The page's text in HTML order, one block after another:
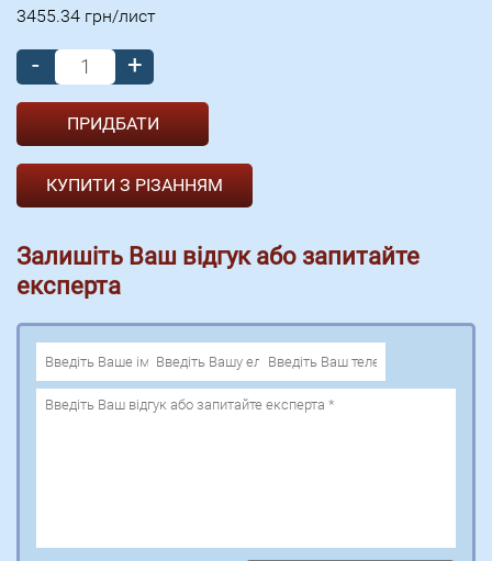
3455.34 грн/лист
- +
КУПИТИ З РІЗАННЯМ
Залишіть Ваш відгук або запитайте
експерта